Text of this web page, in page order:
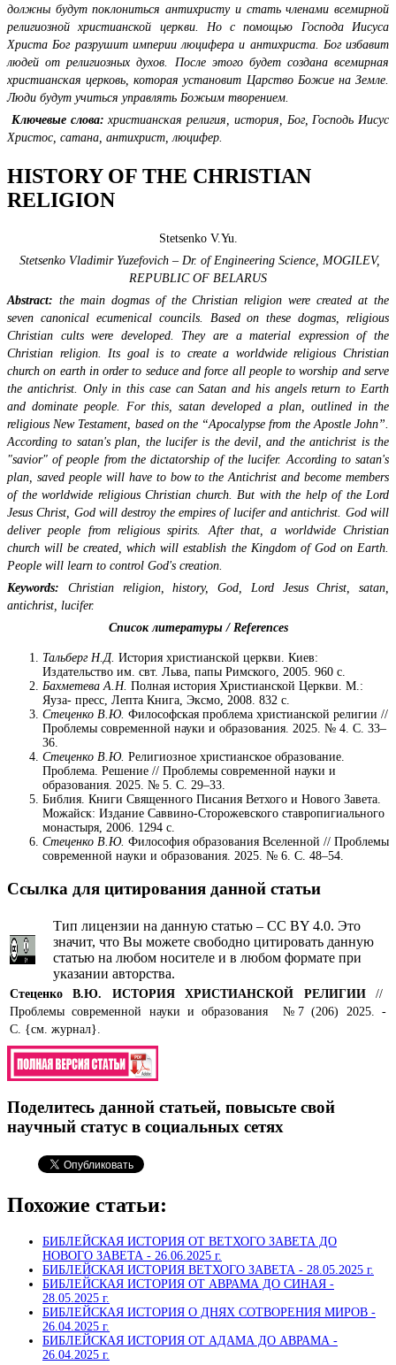
должны будут поклониться антихристу и стать членами всемирной
религиозной христианской церкви. Но с помощью Господа Иисуса
Христа Бог разрушит империи люцифера и антихриста. Бог избавит
людей от религиозных духов. После этого будет создана всемирная
христианская церковь, которая установит Царство Божие на Земле.
Люди будут учиться управлять Божьим творением.
Ключевые слова:христианская религия, история, Бог, Господь Иисус
Христос, сатана, антихрист, люцифер.
HISTORY OF THE CHRISTIAN
RELIGION
Stetsenko V.Yu.
Stetsenko Vladimir Yuzefovich – Dr. of Engineering Science, MOGILEV,
REPUBLIC OF BELARUS
Abstract: the main dogmas of the Christian religion were created at the
seven canonical ecumenical councils. Based on these dogmas, religious
Christian cults were developed. They are a material expression of the
Christian religion. Its goal is to create a worldwide religious Christian
church on earth in order to seduce and force all people to worship and serve
the antichrist. Only in this case can Satan and his angels return to Earth
and dominate people. For this, satan developed a plan, outlined in the
religious New Testament, based on the “Apocalypse from the Apostle John”.
According to satan's plan, the lucifer is the devil, and the antichrist is the
"savior" of people from the dictatorship of the lucifer. According to satan's
plan, saved people will have to bow to the Antichrist and become members
of the worldwide religious Christian church. But with the help of the Lord
Jesus Christ, God will destroy the empires of lucifer and antichrist. God will
deliver people from religious spirits. After that, a worldwide Christian
church will be created, which will establish the Kingdom of God on Earth.
People will learn to control God's creation.
Keywords: Christian religion, history, God, Lord Jesus Christ, satan,
antichrist, lucifer.
Список литературы / References
Тальберг Н.Д. История христианской церкви. Киев:
Издательство им. свт. Льва, папы Римского, 2005. 960 с.
Бахметева А.Н. Полная история Христианской Церкви. М.:
Яуза- пресс, Лепта Книга, Эксмо, 2008. 832 с.
Стеценко В.Ю. Философская проблема христианской религии //
Проблемы современной науки и образования. 2025. № 4. С. 33–
36.
Стеценко В.Ю. Религиозное христианское образование.
Проблема. Решение // Проблемы современной науки и
образования. 2025. № 5. С. 29–33.
Библия. Книги Священного Писания Ветхого и Нового Завета.
Можайск: Издание Саввино-Сторожевского ставропигиального
монастыря, 2006. 1294 с.
Стеценко В.Ю. Философия образования Вселенной // Проблемы
современной науки и образования. 2025. № 6. С. 48–54.
Ссылка для цитирования данной статьи
Тип лицензии на данную статью – CC BY 4.0. Это
значит, что Вы можете свободно цитировать данную
статью на любом носителе и в любом формате при
указании авторства.
Стеценко В.Ю. ИСТОРИЯ ХРИСТИАНСКОЙ РЕЛИГИИ
//
Проблемы современной науки и образования №7 (206) 2025. -
С. {см. журнал}.
Поделитесь данной статьей, повысьте свой
научный статус в социальных сетях
Похожие статьи:
БИБЛЕЙСКАЯ ИСТОРИЯ ОТ ВЕТХОГО ЗАВЕТА ДО
НОВОГО ЗАВЕТА - 26.06.2025 г.
БИБЛЕЙСКАЯ ИСТОРИЯ ВЕТХОГО ЗАВЕТА - 28.05.2025 г.
БИБЛЕЙСКАЯ ИСТОРИЯ ОТ АВРАМА ДО СИНАЯ -
28.05.2025 г.
БИБЛЕЙСКАЯ ИСТОРИЯ О ДНЯХ СОТВОРЕНИЯ МИРОВ -
26.04.2025 г.
БИБЛЕЙСКАЯ ИСТОРИЯ ОТ АДАМА ДО АВРАМА -
26.04.2025 г.